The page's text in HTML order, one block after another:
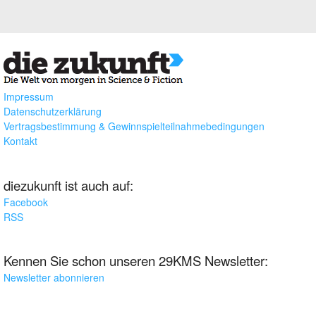
Impressum
Datenschutzerklärung
Vertragsbestimmung & Gewinnspielteilnahmebedingungen
Kontakt
diezukunft ist auch auf:
Facebook
RSS
Kennen Sie schon unseren 29KMS Newsletter:
Newsletter abonnieren